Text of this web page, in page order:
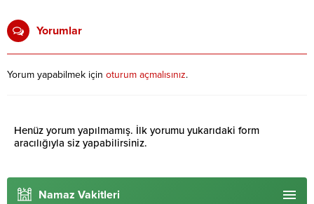
Yorumlar
Yorum yapabilmek için oturum açmalısınız.
Henüz yorum yapılmamış. İlk yorumu yukarıdaki form
aracılığıyla siz yapabilirsiniz.
Namaz Vakitleri